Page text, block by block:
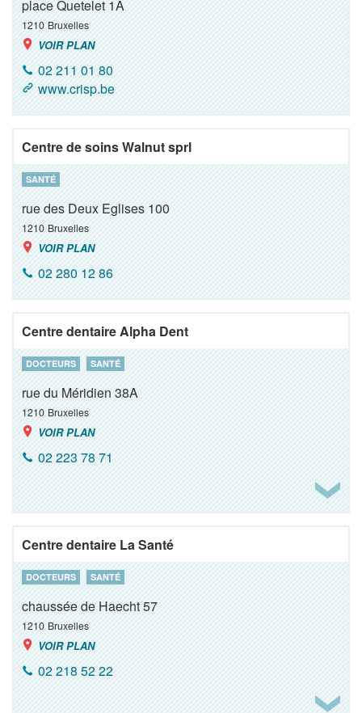
place Quetelet 1A
1210 Bruxelles
VOIR PLAN
02 211 01 80
www.crisp.be
Centre de soins Walnut sprl
SANTÉ
rue des Deux Eglises 100
1210 Bruxelles
VOIR PLAN
02 280 12 86
Centre dentaire Alpha Dent
DOCTEURS SANTÉ
rue du Méridien 38A
1210 Bruxelles
VOIR PLAN
02 223 78 71
Centre dentaire La Santé
DOCTEURS SANTÉ
chaussée de Haecht 57
1210 Bruxelles
VOIR PLAN
02 218 52 22